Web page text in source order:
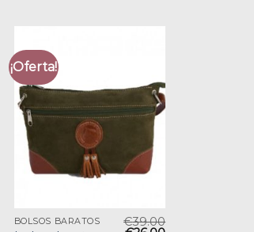
¡Oferta!
BOLSOS BARATOS €39.00